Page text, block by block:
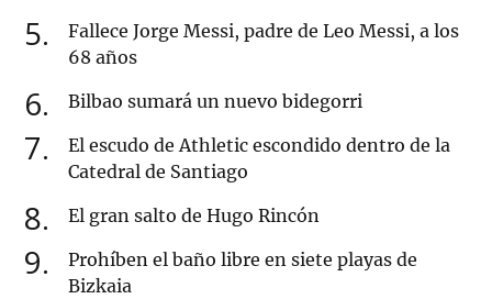
5
Fallece Jorge Messi, padre de Leo Messi, a los
68 años
6 Bilbao sumará un nuevo bidegorri
7
El escudo de Athletic escondido dentro de la
Catedral de Santiago
8 El gran salto de Hugo Rincón
9
Prohíben el baño libre en siete playas de
Bizkaia